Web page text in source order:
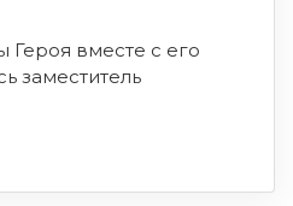
Героя вместе с его
заместитель